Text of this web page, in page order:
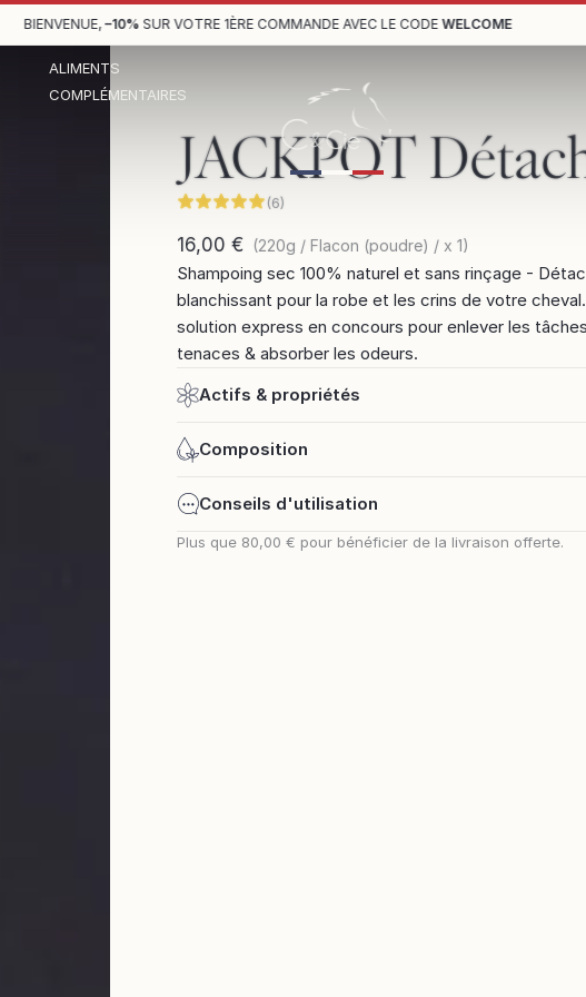
BIENVENUE,–10%SUR VOTRE 1ÈRE COMMANDE AVEC LE CODEWELCOME
ALIMENTS
COMPLÉMENTAIRES
JACKPOT
(6)
16,00 € (220g / Flacon (poudre) / x 1)
Shampoing sec 100% naturel et sans rinçage -
blanchissant pour la robe et les crins de votre
solution express en concours pour enlever les
tenaces & absorber les odeurs.
Actifs & propriétés
Composition
Conseils d'utilisation
Plus que 80,00 € pour bénéficier de la livraison offerte.